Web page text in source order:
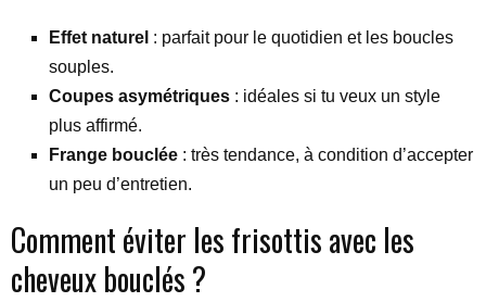
Effet naturel : parfait pour le quotidien et les boucles
souples.
Coupes asymétriques : idéales si tu veux un style
plus affirmé.
Frange bouclée : très tendance, à condition d’accepter
un peu d’entretien.
Comment éviter les frisottis avec les
cheveux bouclés ?